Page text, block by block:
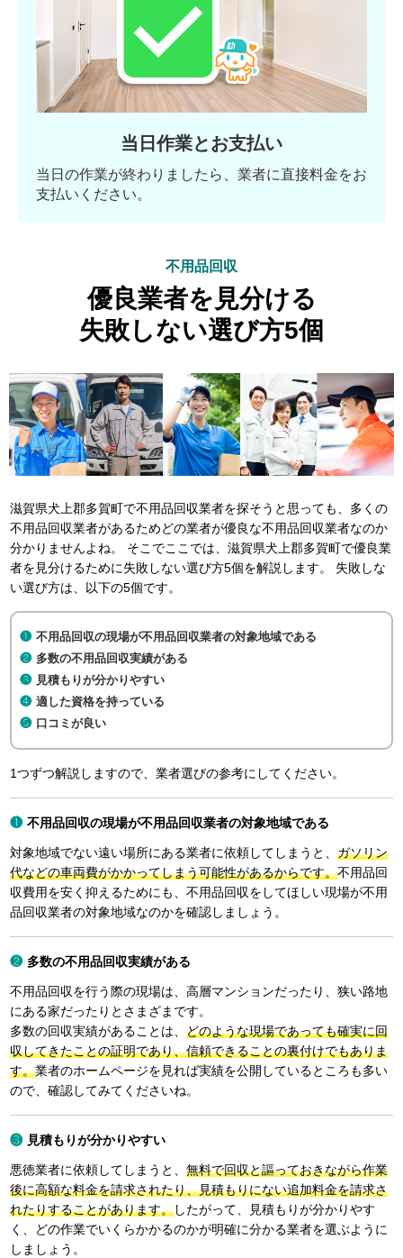
当日作業とお支払い
当日の作業が終わりましたら、業者に直接料金をお
支払いください。
不用品回収
優良業者を見分ける
失敗しない選び方5個
滋賀県犬上郡多賀町で不用品回収業者を探そうと思っても、多くの
不用品回収業者があるためどの業者が優良な不用品回収業者なのか
分かりませんよね。 そこでここでは、滋賀県犬上郡多賀町で優良業
者を見分けるために失敗しない選び方5個を解説します。 失敗しな
い選び方は、以下の5個です。
不用品回収の現場が不用品回収業者の対象地域である
多数の不用品回収実績がある
見積もりが分かりやすい
適した資格を持っている
口コミが良い
1つずつ解説しますので、業者選びの参考にしてください。
不用品回収の現場が不用品回収業者の対象地域である
対象地域でない遠い場所にある業者に依頼してしまうと、ガソリン
代などの車両費がかかってしまう可能性があるからです。不用品回
収費用を安く抑えるためにも、不用品回収をしてほしい現場が不用
品回収業者の対象地域なのかを確認しましょう。
多数の不用品回収実績がある
不用品回収を行う際の現場は、高層マンションだったり、狭い路地
にある家だったりとさまざまです。
多数の回収実績があることは、どのような現場であっても確実に回
収してきたことの証明であり、信頼できることの裏付けでもありま
す。業者のホームページを見れば実績を公開しているところも多い
ので、確認してみてくださいね。
見積もりが分かりやすい
悪徳業者に依頼してしまうと、無料で回収と謳っておきながら作業
後に高額な料金を請求されたり、見積もりにない追加料金を請求さ
れたりすることがあります。したがって、見積もりが分かりやす
く、どの作業でいくらかかるのかが明確に分かる業者を選ぶように
しましょう。